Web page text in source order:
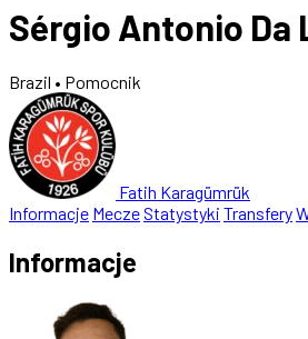
Sérgio Antonio Da
Brazil • Pomocnik
Fatih Karagümrük
Informacje MeczeStatystyki Transfery
Informacje